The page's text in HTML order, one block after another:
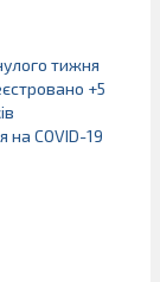
тижня
+5
на COVID-19